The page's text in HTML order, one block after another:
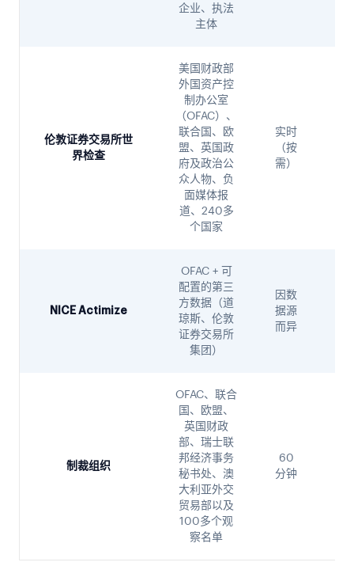
企业、执法
主体
伦敦证券交易所世
界检查
美国财政部
外国资产控
制办公室
（OFAC）、
联合国、欧
盟、英国政
府及政治公
众人物、负
面媒体报
道、240多
个国家
实时
（按
需）
NICE Actimize
OFAC + 可
配置的第三
方数据（道
琼斯、伦敦
证券交易所
集团）
因数
据源
而异
制裁组织
OFAC、联合
国、欧盟、
英国财政
部、瑞士联
邦经济事务
秘书处、澳
大利亚外交
贸易部以及
100多个观
察名单
60
分钟